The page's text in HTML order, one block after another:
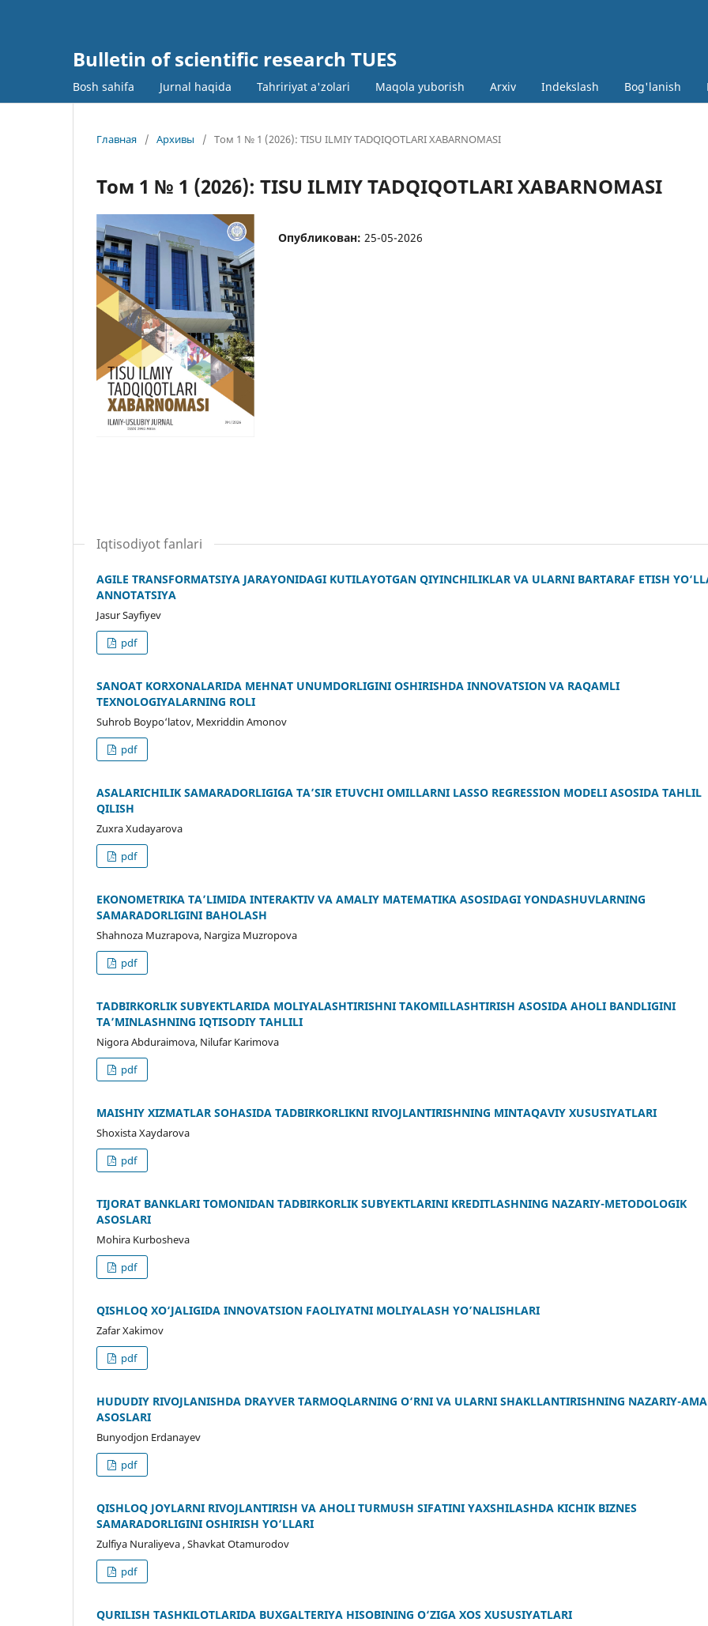
Bulletin of scientific research TUES
Bosh sahifa Jurnal haqida Tahririyat a'zolari Maqola yuborish Arxiv Indekslash Bog'lanish
Главная / Архивы / Том 1 № 1 (2026): TISU ILMIY TADQIQOTLARI XABARNOMASI
Том 1 № 1 (2026): TISU ILMIY TADQIQOTLARI XABARNOMASI
Опубликован: 25-05-2026
Iqtisodiyot fanlari
AGILE TRANSFORMATSIYA JARAYONIDAGI KUTILAYOTGAN QIYINCHILIKLAR VA ULARNI BARTARAF ETISH
ANNOTATSIYA
Jasur Sayfiyev
pdf
SANOAT KORXONALARIDA MEHNAT UNUMDORLIGINI OSHIRISHDA INNOVATSION VA RAQAMLI
TEXNOLOGIYALARNING ROLI
Suhrob Boypo‘latov, Mexriddin Amonov
pdf
ASALARICHILIK SAMARADORLIGIGA TA’SIR ETUVCHI OMILLARNI LASSO REGRESSION MODELI ASOSIDA TAHLIL
QILISH
Zuxra Xudayarova
pdf
EKONOMETRIKA TA’LIMIDA INTERAKTIV VA AMALIY MATEMATIKA ASOSIDAGI YONDASHUVLARNING
SAMARADORLIGINI BAHOLASH
Shahnoza Muzrapova, Nargiza Muzropova
pdf
TADBIRKORLIK SUBYEKTLARIDA MOLIYALASHTIRISHNI TAKOMILLASHTIRISH ASOSIDA AHOLI BANDLIGINI
TAʼMINLASHNING IQTISODIY TAHLILI
Nigora Abduraimova, Nilufar Karimova
pdf
MAISHIY XIZMATLAR SOHASIDA TADBIRKORLIKNI RIVOJLANTIRISHNING MINTAQAVIY XUSUSIYATLARI
Shoxista Xaydarova
pdf
TIJORAT BANKLARI TOMONIDAN TADBIRKORLIK SUBYEKTLARINI KRЕDITLASHNING NAZARIY-MЕTODOLOGIK
ASOSLARI
Mohira Kurbosheva
pdf
QISHLOQ XO‘JALIGIDA INNOVATSION FAOLIYATNI MOLIYALASH YO’NALISHLARI
Zafar Xakimov
pdf
HUDUDIY RIVOJLANISHDA DRAYVER TARMOQLARNING O‘RNI VA ULARNI SHAKLLANTIRISHNING NAZARIY-
ASOSLARI
Bunyodjon Erdanayev
pdf
QISHLOQ JOYLARNI RIVOJLANTIRISH VA AHOLI TURMUSH SIFATINI YAXSHILASHDA KICHIK BIZNES
SAMARADORLIGINI OSHIRISH YO‘LLARI
Zulfiya Nuraliyeva , Shavkat Otamurodov
pdf
QURILISH TASHKILOTLARIDA BUXGALTERIYA HISOBINING O‘ZIGA XOS XUSUSIYATLARI